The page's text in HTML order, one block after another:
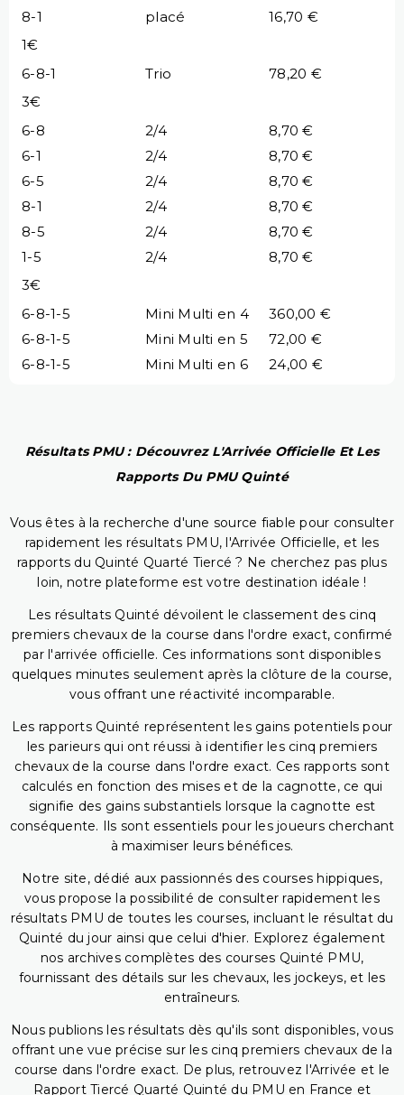
8-1 placé
16,70 €
1€
6-8-1
Trio
78,20 €
3€
6-8
2/4
8,70 €
6-1
2/4
8,70 €
6-5
2/4
8,70 €
8-1
2/4
8,70 €
8-5
2/4
8,70 €
1-5
2/4
8,70 €
3€
6-8-1-5
Mini Multi en 4
360,00 €
6-8-1-5
Mini Multi en 5
72,00 €
6-8-1-5
Mini Multi en 6 24,00 €
Résultats PMU : Découvrez L'Arrivée Officielle Et Les
Rapports Du PMU Quinté
Vous êtes à la recherche d'une source fiable pour consulter
rapidement les résultats PMU, l'Arrivée Officielle, et les
rapports du Quinté Quarté Tiercé ? Ne cherchez pas plus
loin, notre plateforme est votre destination idéale !
Les résultats Quinté dévoilent le classement des cinq
premiers chevaux de la course dans l'ordre exact, confirmé
par l'arrivée officielle. Ces informations sont disponibles
quelques minutes seulement après la clôture de la course,
vous offrant une réactivité incomparable.
Les rapports Quinté représentent les gains potentiels pour
les parieurs qui ont réussi à identifier les cinq premiers
chevaux de la course dans l'ordre exact. Ces rapports sont
calculés en fonction des mises et de la cagnotte, ce qui
signifie des gains substantiels lorsque la cagnotte est
conséquente. Ils sont essentiels pour les joueurs cherchant
à maximiser leurs bénéfices.
Notre site, dédié aux passionnés des courses hippiques,
vous propose la possibilité de consulter rapidement les
résultats PMU de toutes les courses, incluant le résultat du
Quinté du jour ainsi que celui d'hier. Explorez également
nos archives complètes des courses Quinté PMU,
fournissant des détails sur les chevaux, les jockeys, et les
entraîneurs.
Nous publions les résultats dès qu'ils sont disponibles, vous
offrant une vue précise sur les cinq premiers chevaux de la
course dans l'ordre exact. De plus, retrouvez l'Arrivée et le
Rapport Tiercé Quarté Quinté du PMU en France et